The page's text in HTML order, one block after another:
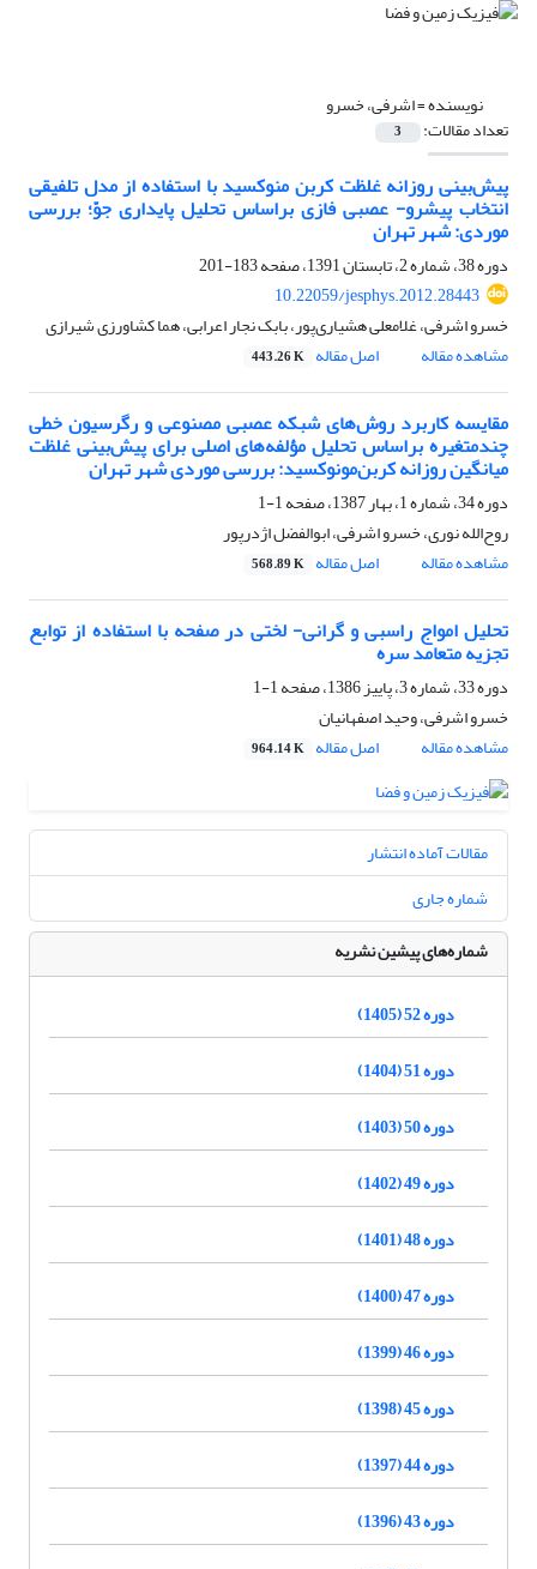
نویسنده =اشرفی، خسرو
تعداد مقالات: 3
پیش‌بینی روزانه غلظت کربن منوکسید با استفاده از مدل تلفیقی
انتخاب پیشرو- عصبی فازی براساس تحلیل پایداری جوّ؛ بررسی
موردی: شهر تهران
دوره 38، شماره 2، تابستان 1391، صفحه
183-201
10.22059/jesphys.2012.28443
خسرو اشرفی، غلامعلی هشیاری‌پور، بابک نجار اعرابی، هما کشاورزی شیرازی
مشاهده مقاله
اصل مقاله 443.26 K
مقایسه کاربرد روش‌های شبکه عصبی مصنوعی و رگرسیون خطی
چندمتغیره براساس تحلیل ‌مؤلفه‌های اصلی برای پیش‌بینی غلظت
میانگین روزانه کربن‌مونوکسید: بررسی موردی شهر تهران
دوره 34، شماره 1، بهار 1387، صفحه
1-1
روح‌الله نوری، خسرو اشرفی، ابوالفضل اژدرپور
مشاهده مقاله
اصل مقاله 568.89 K
تحلیل امواج راسبی و گرانی- لختی در صفحه با استفاده از توابع
تجزیه متعامد سره
دوره 33، شماره 3، پاییز 1386، صفحه
1-1
خسرو اشرفی، وحید اصفهانیان
مشاهده مقاله
اصل مقاله 964.14 K
مقالات آماده انتشار
شماره جاری
شماره‌های پیشین نشریه
دوره 52 (1405)
دوره 51 (1404)
دوره 50 (1403)
دوره 49 (1402)
دوره 48 (1401)
دوره 47 (1400)
دوره 46 (1399)
دوره 45 (1398)
دوره 44 (1397)
دوره 43 (1396)